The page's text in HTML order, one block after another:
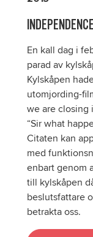
En kall dag i
parad av
Kylskåpen
utomjording-
we are closing
“Sir what
Citaten kan
med
enbart genom
till kylskåpen
beslutsfattare
betrakta oss.